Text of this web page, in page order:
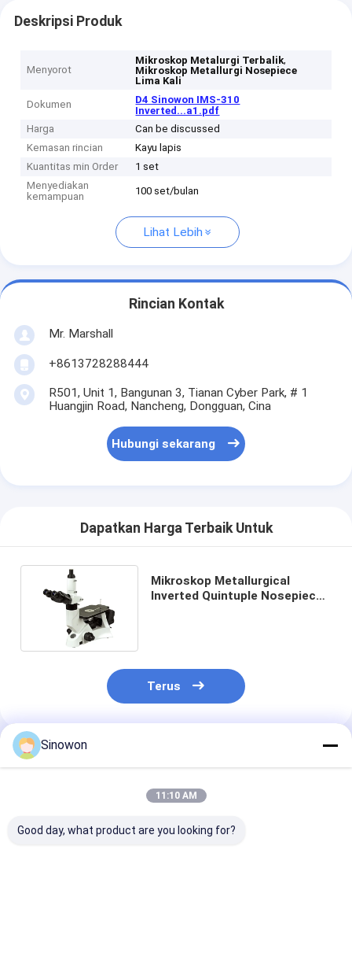
Deskripsi Produk
Menyorot
Mikroskop Metalurgi Terbalik,
Mikroskop Metallurgi Nosepiece
Lima Kali
Dokumen
D4 Sinowon IMS-310
Inverted...a1.pdf
Harga
Can be discussed
Kemasan rincian
Kayu lapis
Kuantitas min Order
1 set
Menyediakan
kemampuan
100 set/bulan
Lihat Lebih
Rincian Kontak
Mr. Marshall
+8613728288444
R501, Unit 1, Bangunan 3, Tianan Cyber Park, # 1
Huangjin Road, Nancheng, Dongguan, Cina
Hubungi sekarang
Dapatkan Harga Terbaik Untuk
Mikroskop Metallurgical
Inverted Quintuple Nosepiece
Terus
Rekomendasi Produk
Sinowon
11:10 AM
Good day, what product are you looking for?